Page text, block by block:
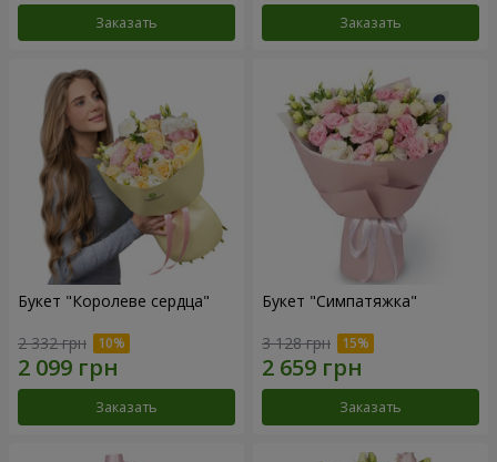
Заказать Заказать
Букет "Королеве сердца"
2 332 грн
Заказать
Букет "Симпатяжка"
3 128 грн
Заказать